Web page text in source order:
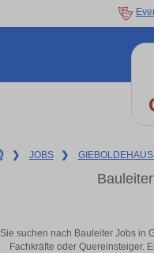
❯ JOBS ❯
Sie suchen nach Bauleiter Jobs in
Fachkräfte oder Quereinsteiger.